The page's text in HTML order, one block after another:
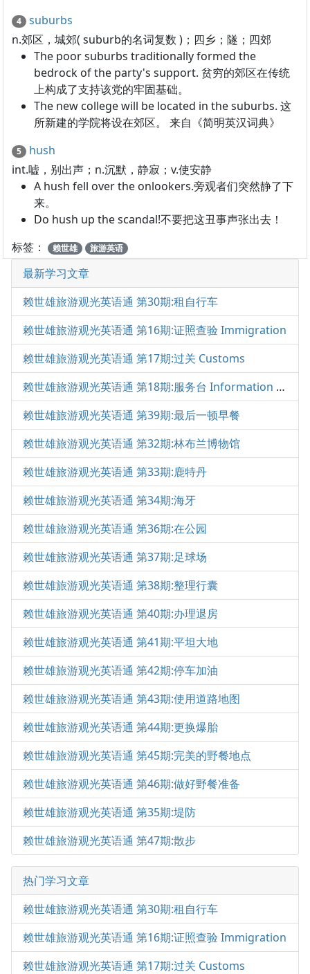
4
suburbs
n.郊区，城郊( suburb的名词复数 )；四乡；隧；四郊
The poor suburbs traditionally formed the
bedrock of the party's support. 贫穷的郊区在传统
上构成了支持该党的牢固基础。
The new college will be located in the suburbs. 这
所新建的学院将设在郊区。 来自《简明英汉词典》
5
hush
int.嘘，别出声；n.沉默，静寂；v.使安静
A hush fell over the onlookers.旁观者们突然静了下
来。
Do hush up the scandal!不要把这丑事声张出去！
标签：
赖世雄 旅游英语
最新学习文章
赖世雄旅游观光英语通 第30期:租自行车
赖世雄旅游观光英语通 第16期:证照查验 Immigration
赖世雄旅游观光英语通 第17期:过关 Customs
赖世雄旅游观光英语通 第18期:服务台 Information Desk
赖世雄旅游观光英语通 第39期:最后一顿早餐
赖世雄旅游观光英语通 第32期:林布兰博物馆
赖世雄旅游观光英语通 第33期:鹿特丹
赖世雄旅游观光英语通 第34期:海牙
赖世雄旅游观光英语通 第36期:在公园
赖世雄旅游观光英语通 第37期:足球场
赖世雄旅游观光英语通 第38期:整理行囊
赖世雄旅游观光英语通 第40期:办理退房
赖世雄旅游观光英语通 第41期:平坦大地
赖世雄旅游观光英语通 第42期:停车加油
赖世雄旅游观光英语通 第43期:使用道路地图
赖世雄旅游观光英语通 第44期:更换爆胎
赖世雄旅游观光英语通 第45期:完美的野餐地点
赖世雄旅游观光英语通 第46期:做好野餐准备
赖世雄旅游观光英语通 第35期:堤防
赖世雄旅游观光英语通 第47期:散步
热门学习文章
赖世雄旅游观光英语通 第30期:租自行车
赖世雄旅游观光英语通 第16期:证照查验 Immigration
赖世雄旅游观光英语通 第17期:过关 Customs